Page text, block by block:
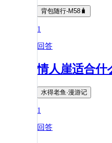
背包随行-M58🧳
1
回答
情人崖适合什
水得老鱼·漫游记
1
回答